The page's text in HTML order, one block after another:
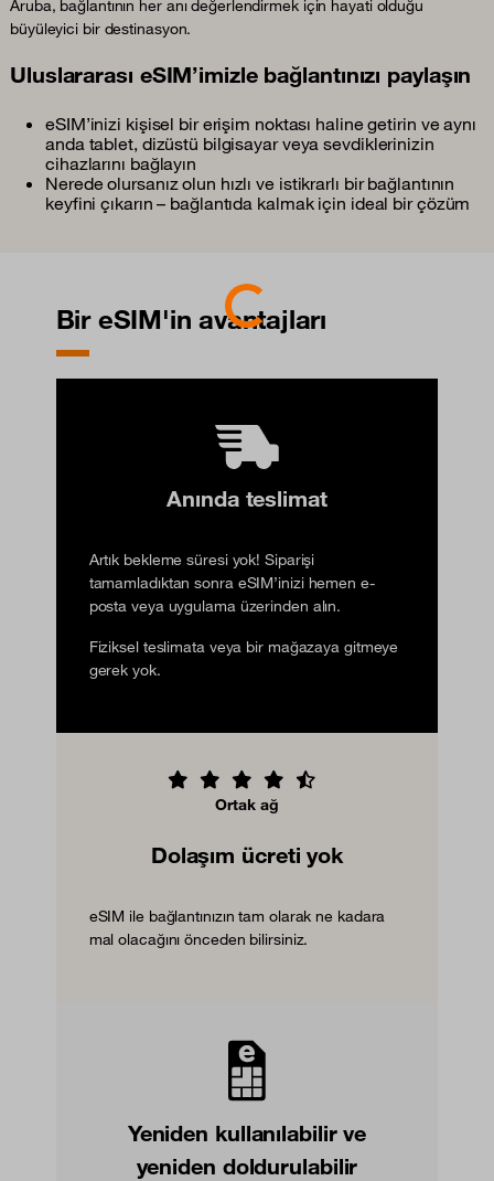
Aruba, bağlantının her anı değerlendirmek için hayati olduğu
büyüleyici bir destinasyon.
Uluslararası eSIM’imizle bağlantınızı paylaşın
eSIM’inizi kişisel bir erişim noktası haline getirin ve aynı
anda tablet, dizüstü bilgisayar veya sevdiklerinizin
cihazlarını bağlayın
Nerede olursanız olun hızlı ve istikrarlı bir bağlantının
keyfini çıkarın – bağlantıda kalmak için ideal bir çözüm
Bir eSIM'in avantajları
Anında teslimat
Artık bekleme süresi yok! Siparişi
tamamladıktan sonra eSIM’inizi hemen e-
posta veya uygulama üzerinden alın.
Fiziksel teslimata veya bir mağazaya gitmeye
gerek yok.
Ortak ağ
Dolaşım ücreti yok
eSIM ile bağlantınızın tam olarak ne kadara
mal olacağını önceden bilirsiniz.
Yeniden kullanılabilir ve
yeniden doldurulabilir
Loading...